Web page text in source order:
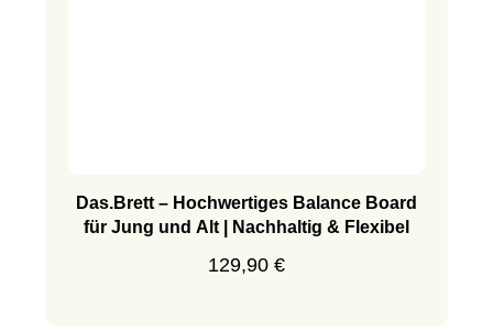
Das.Brett – Hochwertiges Balance Board
für Jung und Alt | Nachhaltig & Flexibel
Regulärer Preis:
129,90 €